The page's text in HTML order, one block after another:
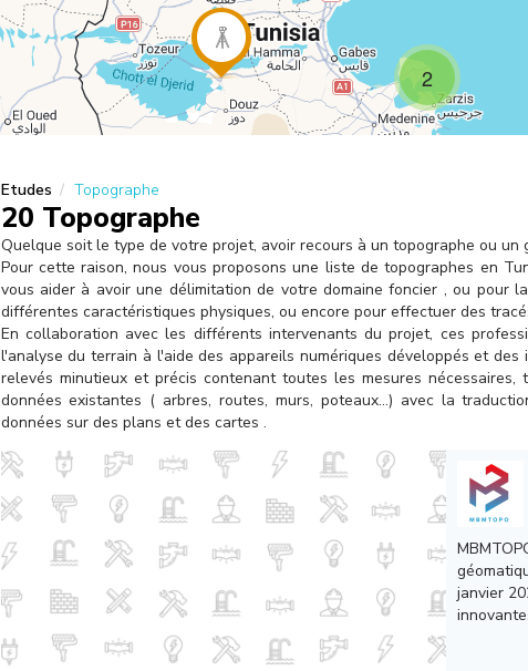
2
Etudes Topographe
20 Topographe
Quelque soit le type de votre projet, avoir recours à un topographe ou un
Pour cette raison, nous vous proposons une liste de topographes en
vous aider à avoir une délimitation de votre domaine foncier , ou pour
différentes caractéristiques physiques, ou encore pour effectuer des
En collaboration avec les différents intervenants du projet, ces
l'analyse du terrain à l'aide des appareils numériques développés et
relevés minutieux et précis contenant toutes les mesures
données existantes ( arbres, routes, murs, poteaux...) avec la
données sur des plans et des cartes .
janvier